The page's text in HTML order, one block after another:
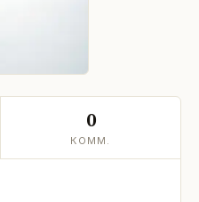
0
КОММ.